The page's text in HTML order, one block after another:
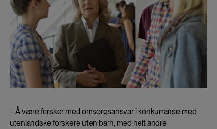
‒ Å være forsker med omsorgsansvar i konkurranse med
utenlandske forskere uten barn, med helt andre